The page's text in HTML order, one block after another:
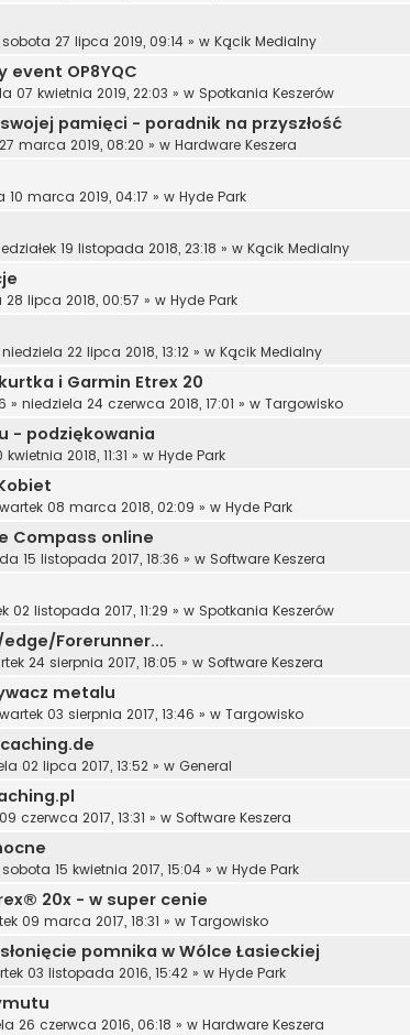
sobota 27 lipca 2019, 09:14 » w Kącik Medialny
event OP8YQC
07 kwietnia 2019, 22:03 » w Spotkania Keszerów
pamięci - poradnik na przyszłość
marca 2019, 08:20 » w Hardware Keszera
10 marca 2019, 04:17 » w Hyde Park
19 listopada 2018, 23:18 » w Kącik Medialny
28 lipca 2018, 00:57 » w Hyde Park
niedziela 22 lipca 2018, 13:12 » w Kącik Medialny
i Garmin Etrex 20
» niedziela 24 czerwca 2018, 17:01 » w Targowisko
- podziękowania
2018, 11:31 » w Hyde Park
08 marca 2018, 02:09 » w Hyde Park
Compass online
15 listopada 2017, 18:36 » w Software Keszera
02 listopada 2017, 11:29 » w Spotkania Keszerów
Forerunner...
24 sierpnia 2017, 18:05 » w Software Keszera
metalu
03 sierpnia 2017, 13:46 » w Targowisko
02 lipca 2017, 13:52 » w General
czerwca 2017, 13:31 » w Software Keszera
sobota 15 kwietnia 2017, 15:04 » w Hyde Park
20x - w super cenie
09 marca 2017, 18:31 » w Targowisko
pomnika w Wólce Łasieckiej
03 listopada 2016, 15:42 » w Hyde Park
26 czerwca 2016, 06:18 » w Hardware Keszera